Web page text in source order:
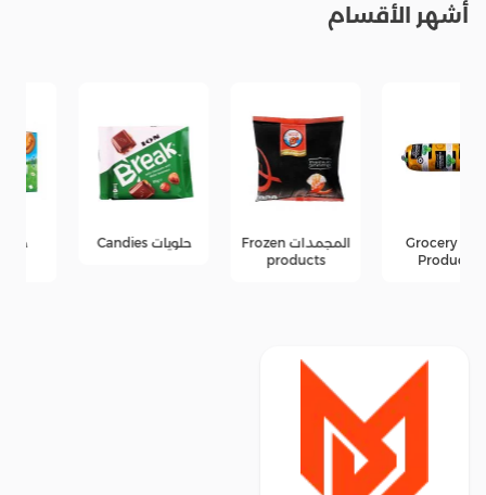
أشهر الأقسام
المجمدات Frozen
products
حلويات Candies
جبن Cheese